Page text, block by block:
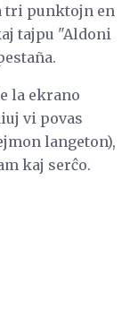
tri punktojn en
tajpu "Aldoni
la ekrano
vi povas
langeton),
kaj serĉo.